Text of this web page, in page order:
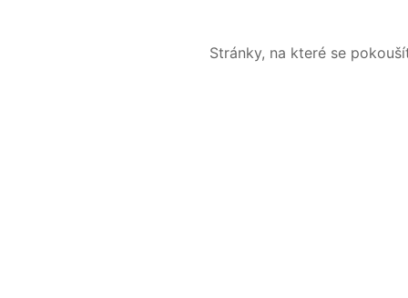
Stránky, na které se